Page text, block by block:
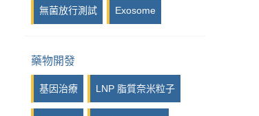
LuminiCell
Eraly & Associés
14Culp
無菌放行測試 Exosome
藥物開發
基因治療 LNP 脂質奈米粒子